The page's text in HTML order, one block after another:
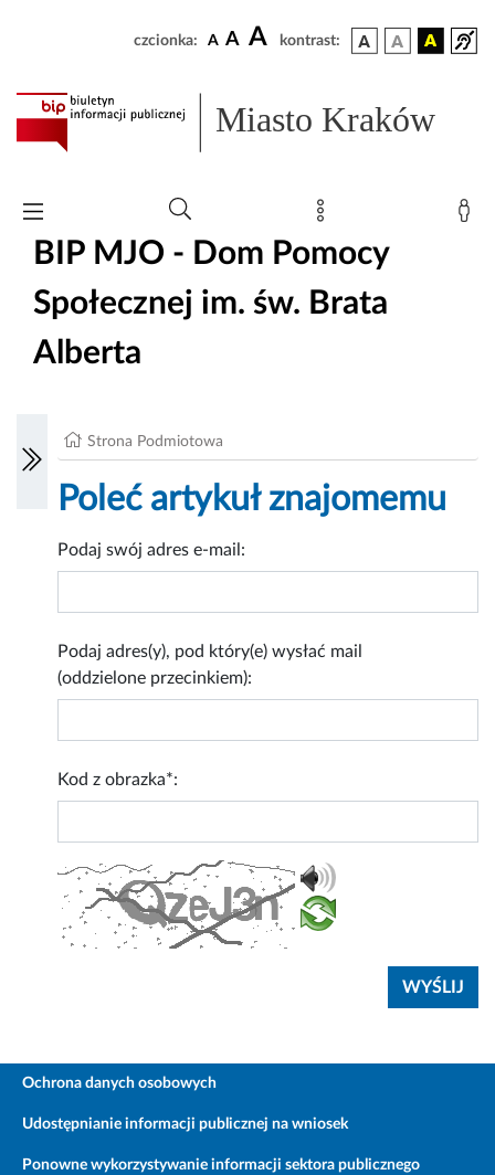
czcionka: A A A kontrast:
Miasto Kraków
BIP MJO - Dom Pomocy
Społecznej im. św. Brata
Alberta
Strona Podmiotowa
Poleć artykuł znajomemu
Podaj swój adres e-mail:
Podaj adres(y), pod który(e) wysłać mail
(oddzielone przecinkiem):
Kod z obrazka*:
Ochrona danych osobowych
Udostępnianie informacji publicznej na wniosek
Ponowne wykorzystywanie informacji sektora publicznego